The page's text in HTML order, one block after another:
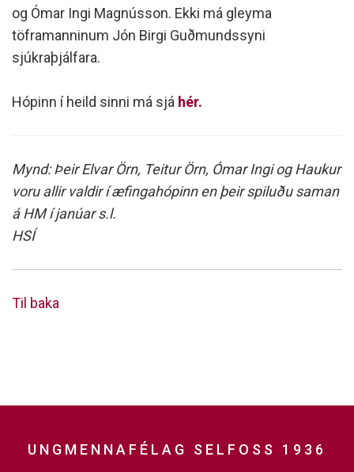
og Ómar Ingi Magnússon. Ekki má gleyma
töframanninum Jón Birgi Guðmundssyni
sjúkraþjálfara.
Hópinn í heild sinni má sjá hér.
Mynd: Þeir Elvar Örn, Teitur Örn, Ómar Ingi og Haukur
voru allir valdir í æfingahópinn en þeir spiluðu saman
á HM í janúar s.l.
HSÍ
Til baka
UNGMENNAFÉLAG SELFOSS 1936